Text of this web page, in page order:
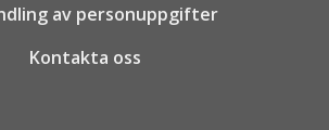
av personuppgifter
Kontakta oss